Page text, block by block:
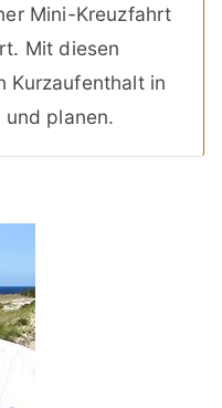
Mini-Kreuzfahrt
Mit diesen
Kurzaufenthalt in
planen.